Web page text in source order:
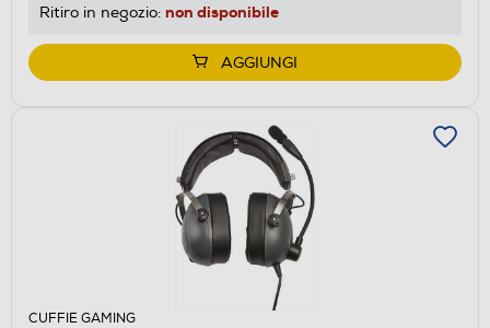
Ritiro in negozio: non disponibile
AGGIUNGI
CUFFIE GAMING